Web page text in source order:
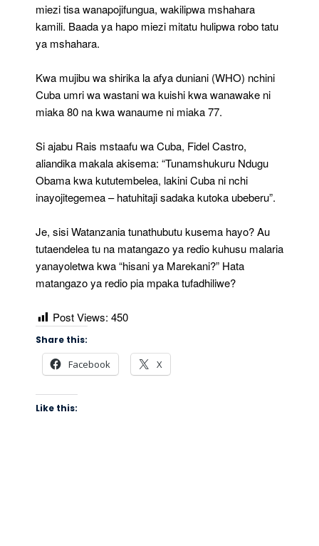
miezi tisa wanapojifungua, wakilipwa mshahara
kamili. Baada ya hapo miezi mitatu hulipwa robo tatu
ya mshahara.
Kwa mujibu wa shirika la afya duniani (WHO) nchini
Cuba umri wa wastani wa kuishi kwa wanawake ni
miaka 80 na kwa wanaume ni miaka 77.
Si ajabu Rais mstaafu wa Cuba, Fidel Castro,
aliandika makala akisema: “Tunamshukuru Ndugu
Obama kwa kututembelea, lakini Cuba ni nchi
inayojitegemea – hatuhitaji sadaka kutoka ubeberu”.
Je, sisi Watanzania tunathubutu kusema hayo? Au
tutaendelea tu na matangazo ya redio kuhusu malaria
yanayoletwa kwa “hisani ya Marekani?” Hata
matangazo ya redio pia mpaka tufadhiliwe?
Post Views: 450
Share this:
Facebook X
Like this: